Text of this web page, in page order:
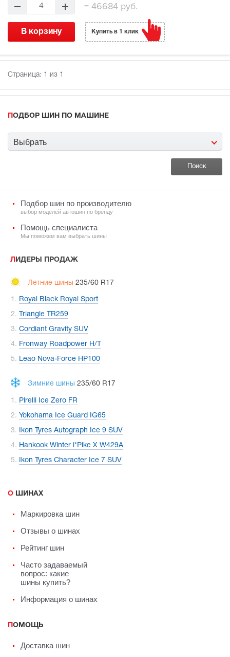
4 =46684 руб.
В корзину Купить в 1 клик
Страница: 1 из 1
ПОДБОР ШИН ПО МАШИНЕ
Выбрать
Подбор шин по производителю
выбор моделей автошин по бренду
Помощь специалиста
Мы поможем вам выбрать шины
ЛИДЕРЫ ПРОДАЖ
Летние шины 235/60 R17
Royal Black Royal Sport
Triangle TR259
Cordiant Gravity SUV
Fronway Roadpower H/T
Leao Nova-Force HP100
Зимние шины 235/60 R17
Pirelli Ice Zero FR
Yokohama Ice Guard IG65
Ikon Tyres Autograph Ice 9 SUV
Hankook Winter i*Pike X W429A
Ikon Tyres Character Ice 7 SUV
О ШИНАХ
Маркировка шин
Отзывы о шинах
Рейтинг шин
Часто задаваемый
вопрос: какие
шины купить?
Информация о шинах
ПОМОЩЬ
Доставка шин